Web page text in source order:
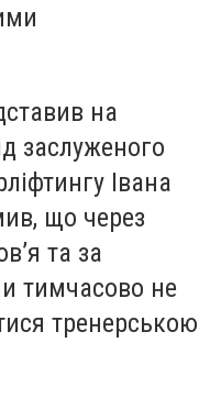
на
заслуженого
Івана
що через
та за
тимчасово не
тренерською